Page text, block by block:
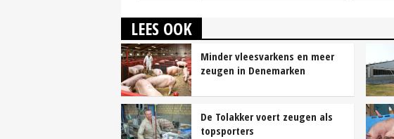
LEES OOK
Minder vleesvarkens en meer
zeugen in Denemarken
De Tolakker voert zeugen als
topsporters